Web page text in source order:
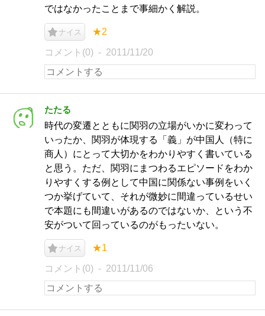
ではなかったことまで事細かく解説。
ナイス ★2
コメント(0) 2011/11/20
たたる
時代の変遷とともに関羽の立場がいかに変わって
いったか、関羽が体現する「義」が中国人（特に
商人）にとって大切かをわかりやすく書いている
と思う。ただ、関羽にまつわるエピソードをわか
りやすくする例として中国に関係ない事例をいく
つか挙げていて、それが微妙に間違っているせい
で本題にも間違いがあるのではないか、という不
安がついて回っているのがもったいない。
ナイス ★1
コメント(0) 2011/11/06